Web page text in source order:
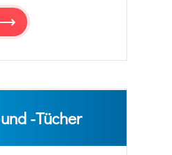
-Tücher